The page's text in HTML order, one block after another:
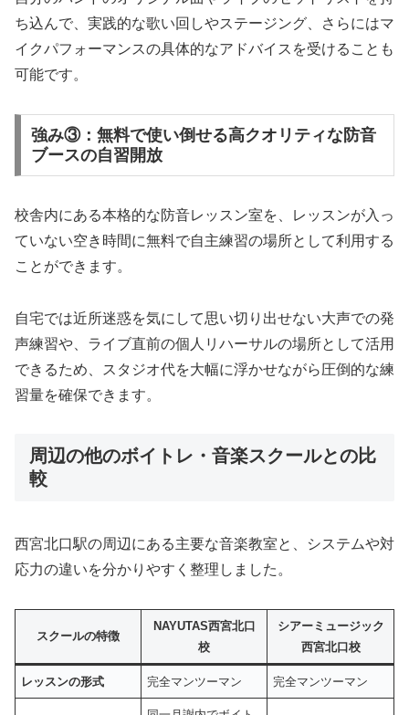
ち込んで、実践的な歌い回しやステージング、さらにはマ
イクパフォーマンスの具体的なアドバイスを受けることも
可能です。
強み③：無料で使い倒せる高クオリティな防音
ブースの自習開放
校舎内にある本格的な防音レッスン室を、レッスンが入っ
ていない空き時間に無料で自主練習の場所として利用する
ことができます。
自宅では近所迷惑を気にして思い切り出せない大声での発
声練習や、ライブ直前の個人リハーサルの場所として活用
できるため、スタジオ代を大幅に浮かせながら圧倒的な練
習量を確保できます。
周辺の他のボイトレ・音楽スクールとの比
較
西宮北口駅の周辺にある主要な音楽教室と、システムや対
応力の違いを分かりやすく整理しました。
スクールの特徴
NAYUTAS西宮北口
校
シアーミュージック
西宮北口校
レッスンの形式 完全マンツーマン 完全マンツーマン